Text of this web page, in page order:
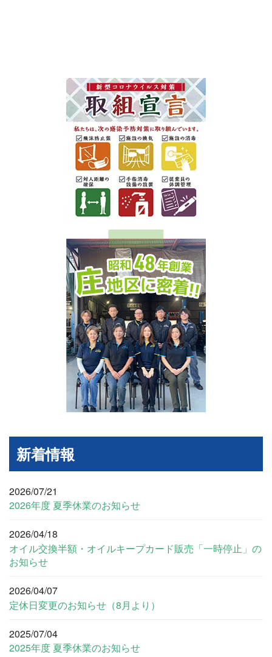
新着情報
2026/07/21
2026年度 夏季休業のお知らせ
2026/04/18
オイル交換半額・オイルキープカード販売「一時停止」の
お知らせ
2026/04/07
定休日変更のお知らせ（8月より）
2025/07/04
2025年度 夏季休業のお知らせ